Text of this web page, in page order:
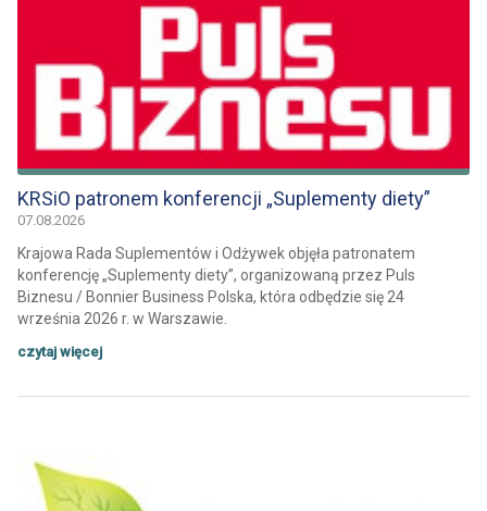
KRSiO patronem konferencji „Suplementy diety”
07.08.2026
Krajowa Rada Suplementów i Odżywek objęła patronatem
konferencję „Suplementy diety”, organizowaną przez Puls
Biznesu / Bonnier Business Polska, która odbędzie się 24
września 2026 r. w Warszawie.
czytaj więcej